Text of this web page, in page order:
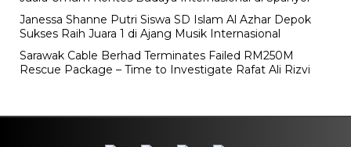
Janessa Shanne Putri Siswa SD Islam Al Azhar Depok
Sukses Raih Juara 1 di Ajang Musik Internasional
Sarawak Cable Berhad Terminates Failed RM250M
Rescue Package – Time to Investigate Rafat Ali Rizvi